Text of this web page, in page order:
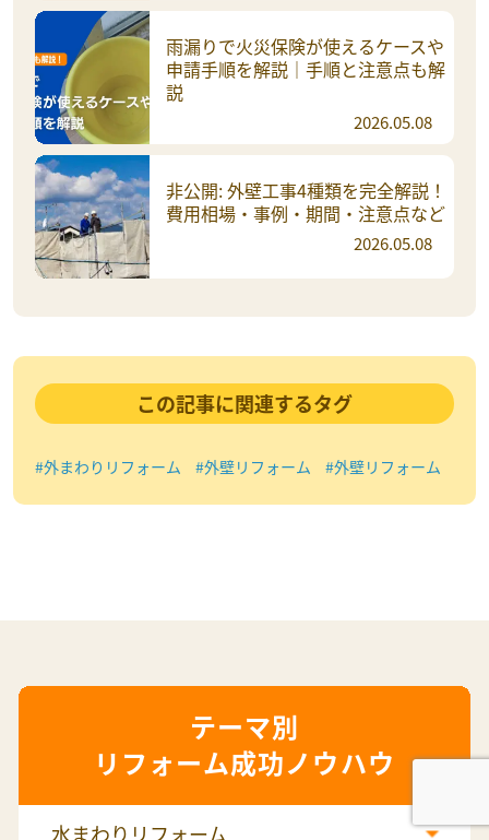
雨漏りで火災保険が使えるケースや
申請手順を解説｜手順と注意点も解
説
2026.05.08
非公開: 外壁工事4種類を完全解説！
費用相場・事例・期間・注意点など
2026.05.08
この記事に関連するタグ
#外まわりリフォーム #外壁リフォーム #外壁リフォーム
リフォーム成功ノウハウ
水まわりリフォーム